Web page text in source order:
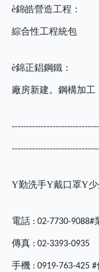
è錦皓營造工程：
綜合性工程統包
è錦正錩鋼鐵：
廠房新建。鋼構加工
Y勤洗手Y戴口罩Y少
電話 : 02-7730-9088#
傳真 : 02-3393-0935
手機 : 0919-763-425 #